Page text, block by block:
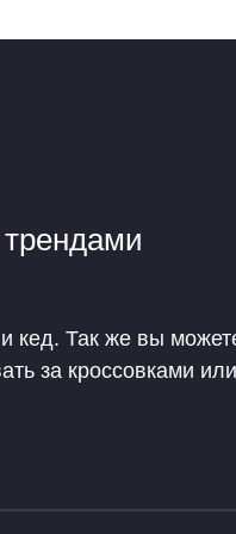
кед. Так же вы
за кроссовками или